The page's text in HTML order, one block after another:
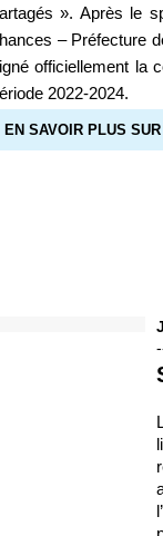
». Après le
– Préfecture
officiellement la
2022-2024.
EN SAVOIR PLUS